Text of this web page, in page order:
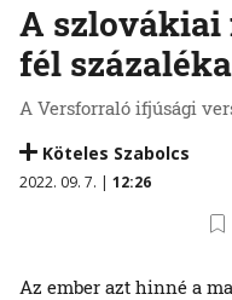
A
fél
A Versforraló ifjúsági
Köteles Szabolcs
2022. 09. 7. | 12:26
Az ember azt hinné a mai fiatalok között már nem divat a